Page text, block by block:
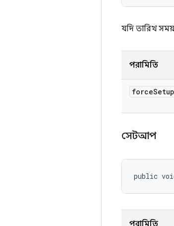
যদি তারিখ
পরামিতি
forceSetup
সেটআপ
public
পরামিতি